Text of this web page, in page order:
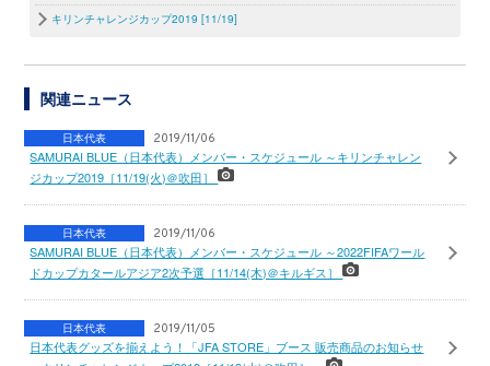
キリンチャレンジカップ2019 [11/19]
関連ニュース
日本代表 2019/11/06
SAMURAI BLUE（日本代表）メンバー・スケジュール ～キリンチャレン
ジカップ2019［11/19(火)＠吹田］
日本代表 2019/11/06
SAMURAI BLUE（日本代表）メンバー・スケジュール ～2022FIFAワール
ドカップカタールアジア2次予選［11/14(木)＠キルギス］
日本代表 2019/11/05
日本代表グッズを揃えよう！「JFA STORE」ブース 販売商品のお知らせ